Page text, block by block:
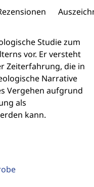
Studie zum
vor. Er versteht
Zeiterfahrung, die in
Narrative
Vergehen aufgrund
als
kann.